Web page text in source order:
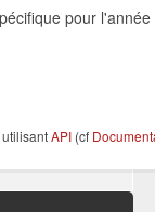
pour
API (cf